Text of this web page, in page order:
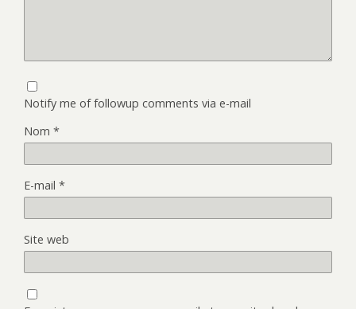
Notify me of followup comments via e-mail
Nom *
E-mail *
Site web